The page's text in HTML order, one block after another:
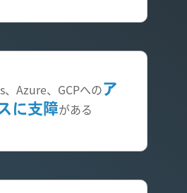
Azure、GCPへのア
に支障がある